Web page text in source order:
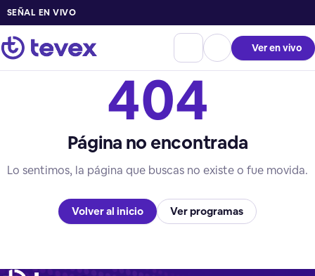
SEÑAL EN VIVO
Ver en vivo
404
Página no encontrada
Lo sentimos, la página que buscas no existe o fue movida.
Volver al inicio Ver programas